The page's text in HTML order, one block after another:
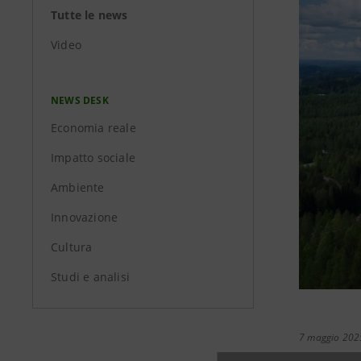
Tutte le news
Video
NEWS DESK
Economia reale
Impatto sociale
Ambiente
Innovazione
Cultura
Studi e analisi
7 maggio